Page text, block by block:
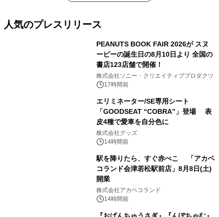
人気のプレスリリース
PEANUTS BOOK FAIR 2026が スヌ
ーピーの誕生日の8月10日より 全国の
書店123店舗で開催！
株式会社ソニー・クリエイティブプロダクツ
17時間前
エリミネーター/SE専用シート
「GOODSEAT “COBRA”」登場 表
皮4種で愛車を自分色に
株式会社グッズ
14時間前
駅を降りたら、すぐ赤べこ 「アカベ
コランド会津若松駅前店」8月8日(土)
開業
株式会社アカベコランド
14時間前
『おぱんちゅうさぎ』『んぽちゃむ』